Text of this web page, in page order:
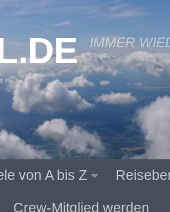
IMMER
von A bis Z
Crew-Mitglied werden